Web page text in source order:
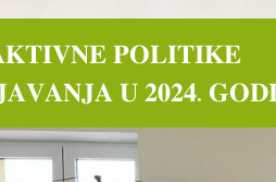
𝐏𝐎𝐋𝐈𝐓𝐈𝐊𝐄
𝐔 𝟐𝟎𝟐𝟒.